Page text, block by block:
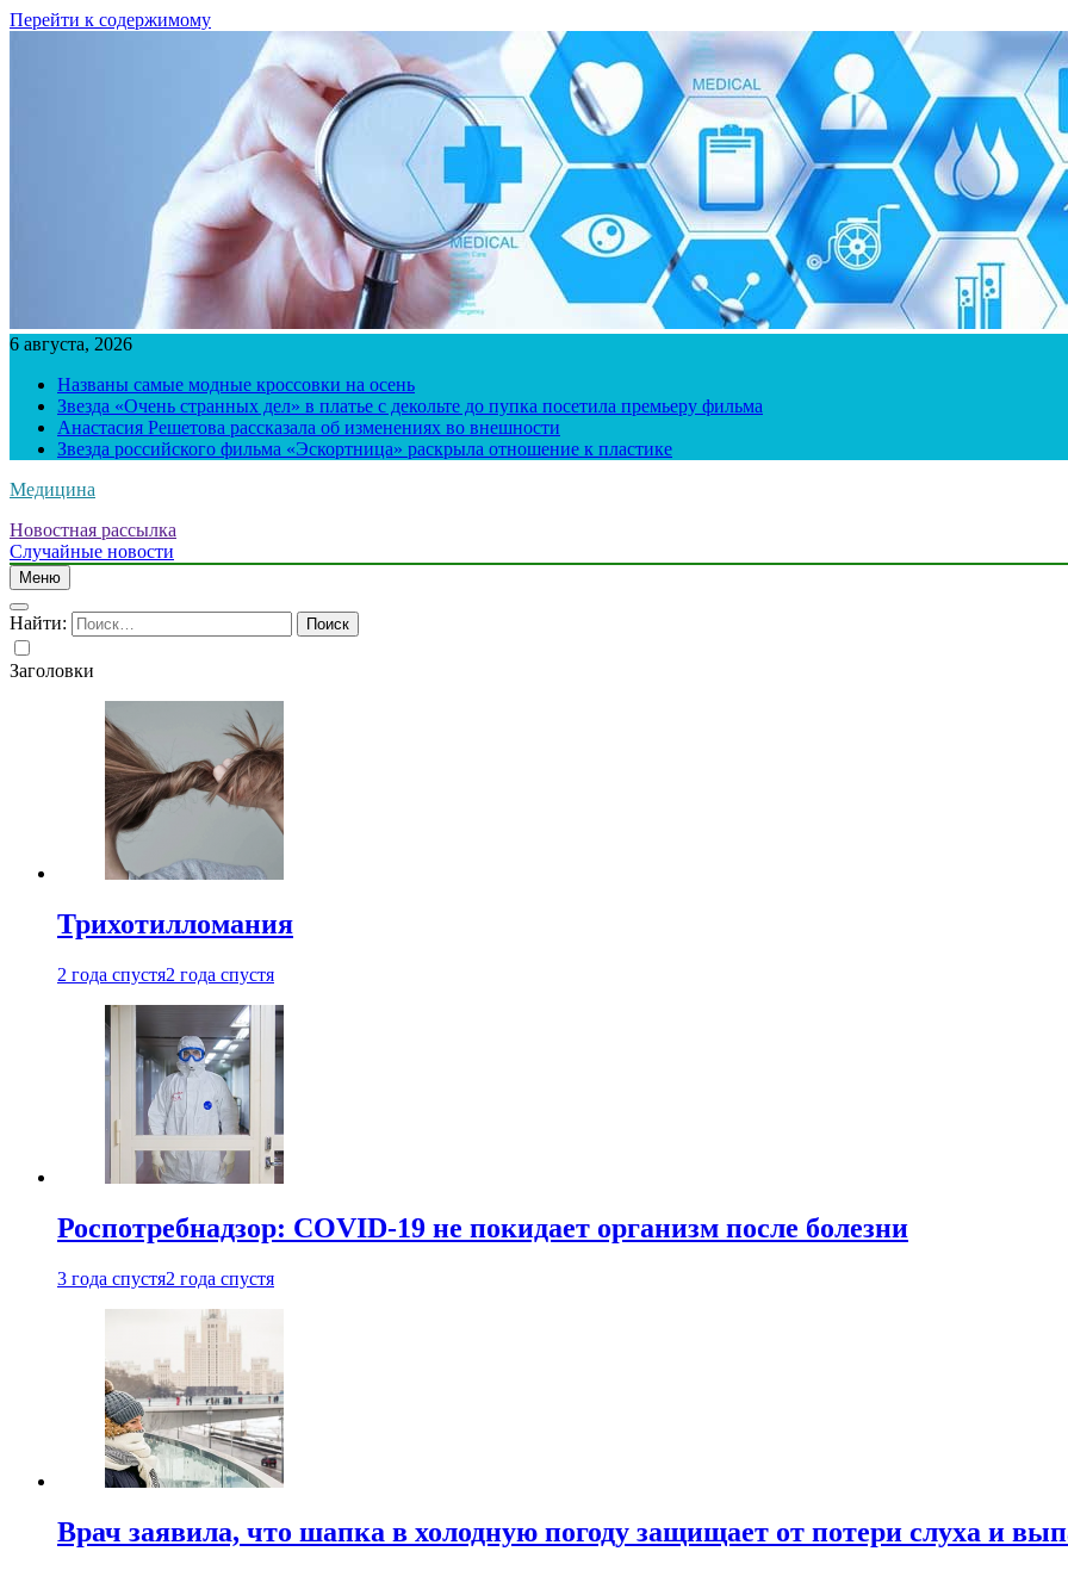
Перейти к содержимому
6 августа, 2026
Названы самые модные кроссовки на осень
Звезда «Очень странных дел» в платье с декольте до пупка посетила премьеру фильма
Анастасия Решетова рассказала об изменениях во внешности
Звезда российского фильма «Эскортница» раскрыла отношение к пластике
Медицина
Новостная рассылка
Случайные новости
Меню
Найти:
Заголовки
Трихотилломания
2 года спустя2 года спустя
Роспотребнадзор: COVID-19 не покидает организм после болезни
3 года спустя2 года спустя
Врач заявила, что шапка в холодную погоду защищает от потери слуха и